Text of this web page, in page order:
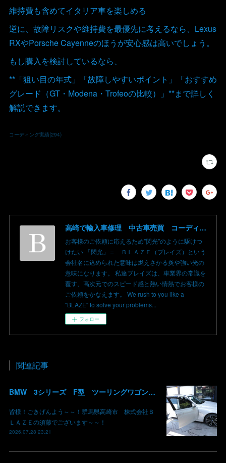
維持費も含めてイタリア車を楽しめる
逆に、故障リスクや維持費を最優先に考えるなら、Lexus
RXやPorsche Cayenneのほうが安心感は高いでしょう。
もし購入を検討しているなら、
**「狙い目の年式」「故障しやすいポイント」「おすすめ
グレード（GT・Modena・Trofeoの比較）」**まで詳しく
解説できます。
コーディング実績(294)
高崎で輸入車修理 中古車売買 コーディングならBLAZE（ブレイズ）へ│BLAZE Total Car Support & Modify in Takasaki Gunma
お客様のご依頼に応えるため”閃光”のように駆けつ
けたい 「閃光」＝ ＢＬＡＺＥ（ブレイズ）という
会社名に込められた意味は燃えさかる炎や強い光の
意味になります。 私達ブレイズは、車業界の常識を
覆す、高次元でのスピード感と熱い情熱でお客様の
ご依頼をかなえます。 We rush to you like a
"BLAZE" to solve your problems...
フォロー
関連記事
BMW 3シリーズ F型 ツーリングワゴン コーディング デイライト 有効化 群馬 高崎
皆様！ごきげんよう～～！群馬県高崎市 株式会社Ｂ
ＬＡＺＥの須藤でございます～～！
2026.07.28 23:21